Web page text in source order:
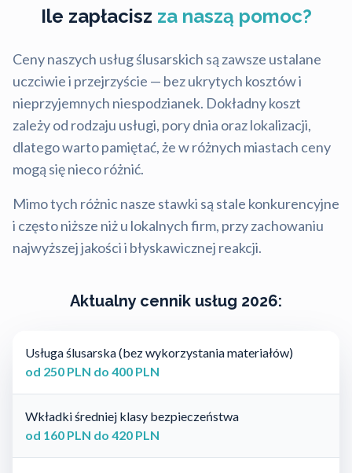
Ile zapłacisz za naszą pomoc?
Ceny naszych usług ślusarskich są zawsze ustalane
uczciwie i przejrzyście — bez ukrytych kosztów i
nieprzyjemnych niespodzianek. Dokładny koszt
zależy od rodzaju usługi, pory dnia oraz lokalizacji,
dlatego warto pamiętać, że w różnych miastach ceny
mogą się nieco różnić.
Mimo tych różnic nasze stawki są stale konkurencyjne
i często niższe niż u lokalnych firm, przy zachowaniu
najwyższej jakości i błyskawicznej reakcji.
Aktualny cennik usług 2026:
Usługa ślusarska (bez wykorzystania materiałów)
od 250 PLN do 400 PLN
Wkładki średniej klasy bezpieczeństwa
od 160 PLN do 420 PLN